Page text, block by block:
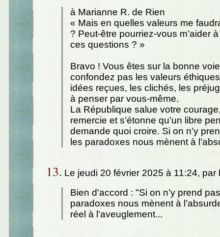
à Marianne R. de Rien
« Mais en quelles valeurs me
? Peut-être pourriez-vous m’aider
ces questions ? »
Bravo ! Vous êtes sur la bonne
confondez pas les valeurs
idées reçues, les clichés, les
à penser par vous-même.
La République salue votre
remercie et s’étonne qu’un libre
demande quoi croire. Si on n’y
les paradoxes nous mènent à
13. Le jeudi 20 février 2025 à 11:24, par
Bien d'accord : "Si on n’y prend
paradoxes nous mènent à
réel à l'aveuglement...